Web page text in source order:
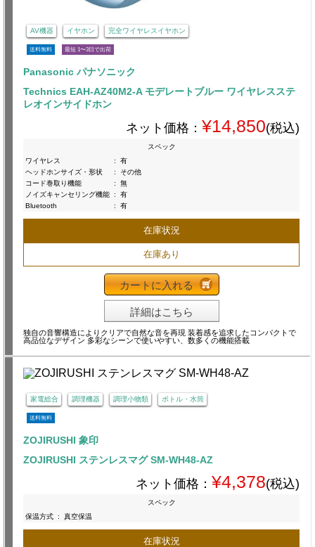
AV機器 イヤホン 完全ワイヤレスイヤホン
送料無料 最短 1〜3日で出荷
Panasonic パナソニック
Technics EAH-AZ40M2-A モデレートブルー ワイヤレスステ
レオインサイドホン
ネット価格： ¥14,850(税込)
スペック
ワイヤレス
:
有
ヘッドホンサイズ・形状
:
その他
コード巻取り機能
:
無
ノイズキャンセリング機能 :
有
Bluetooth
: 有
在庫状況
在庫あり
カートに入れる
詳細はこちら
独自の音響構造によりクリアで自然な音を再現 装着感を追求したコンパクトで
高品位なデザイン 多彩なシーンで使いやすい、数多くの機能搭載
家電総合 調理機器 調理小物類 ボトル・水筒
送料無料
ZOJIRUSHI 象印
ZOJIRUSHI ステンレスマグ SM-WH48-AZ
ネット価格： ¥4,378(税込)
スペック
保温方式 : 真空保温
在庫状況